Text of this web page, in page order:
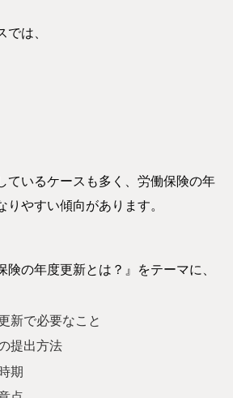
は、
ているケースも多く、労働保険の年
やすい傾向があります。
の年度更新とは？』をテーマに、
新で必要なこと
提出方法
期